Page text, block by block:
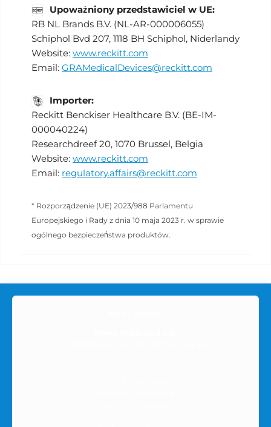
Upoważniony przedstawiciel w UE:
RB NL Brands B.V. (NL-AR-000006055)
Schiphol Bvd 207, 1118 BH Schiphol, Niderlandy
Website: www.reckitt.com
Email: GRAMedicalDevices@reckitt.com
Importer:
Reckitt Benckiser Healthcare B.V. (BE-IM-
000040224)
Researchdreef 20, 1070 Brussel, Belgia
Website: www.reckitt.com
Email: regulatory.affairs@reckitt.com
* Rozporządzenie (UE) 2023/988 Parlamentu
Europejskiego i Rady z dnia 10 maja 2023 r. w sprawie
ogólnego bezpieczeństwa produktów.